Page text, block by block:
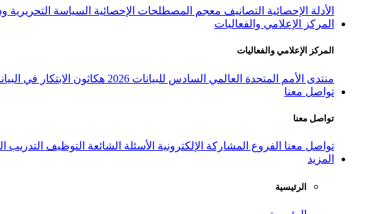
الأدلة الإحصائية التصانيف معجم المصطلحات الإحصائية السياسة التحريرية
المركز الإعلامي والفعاليات
المركز الإعلامي والفعاليات
منتدى الأمم المتحدة العالمي السادس للبيانات 2026 هكاثون الابتكار في
تواصل معنا
تواصل معنا
تواصل معنا الفروع المشاركة الإلكترونية الأسئلة الشائعة التوظيف التدريب
المزيد
الرئيسية